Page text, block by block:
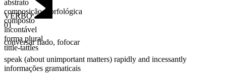
abstrato
composição morfológica
composto
incontável
forma plural
tittle-tattles
VERBO
01
conversar fiado, fofocar
speak (about unimportant matters) rapidly and incessantly
informações gramaticais